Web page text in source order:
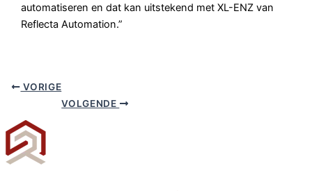
automatiseren en dat kan uitstekend met XL-ENZ van
Reflecta Automation.”
VORIGE
VOLGENDE